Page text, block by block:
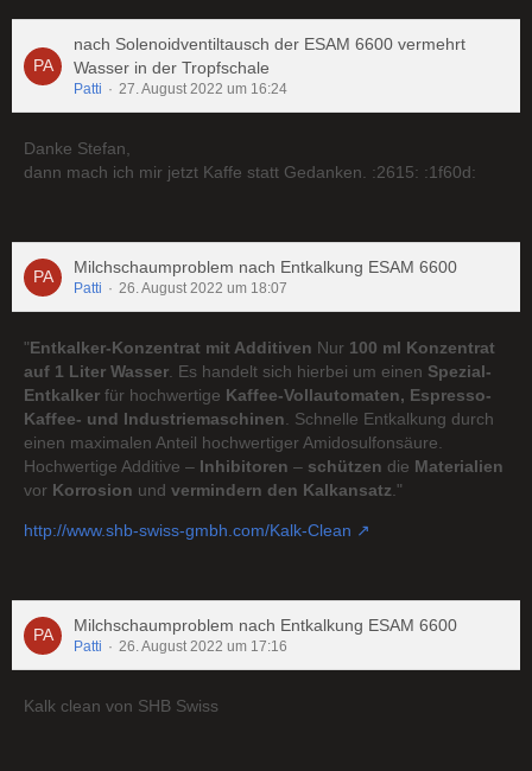
nach Solenoidventiltausch der ESAM 6600 vermehrt
Wasser in der Tropfschale
Patti 27. August 2022 um 16:24
Danke Stefan,
dann mach ich mir jetzt Kaffe statt Gedanken. :2615: :1f60d:
Milchschaumproblem nach Entkalkung ESAM 6600
Patti 26. August 2022 um 18:07
"Entkalker-Konzentrat mit Additiven Nur 100 ml Konzentrat
auf 1 Liter Wasser . Es handelt sich hierbei um einen Spezial-
Entkalker für hochwertige Kaffee-Vollautomaten, Espresso-
Kaffee- und Industriemaschinen . Schnelle Entkalkung durch
einen maximalen Anteil hochwertiger Amidosulfonsäure.
Hochwertige Additive – Inhibitoren – schützen die Materialien
vor Korrosion und vermindern den Kalkansatz ."
http://www.shb-swiss-gmbh.com/Kalk-Clean
Milchschaumproblem nach Entkalkung ESAM 6600
Patti 26. August 2022 um 17:16
Kalk clean von SHB Swiss